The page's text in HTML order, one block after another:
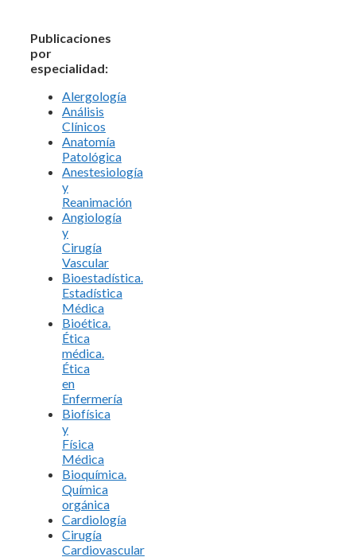
Publicaciones
por
especialidad:
Alergología
Análisis
Clínicos
Anatomía
Patológica
Anestesiología
y
Reanimación
Angiología
y
Cirugía
Vascular
Bioestadística.
Estadística
Médica
Bioética.
Ética
médica.
Ética
en
Enfermería
Biofísica
y
Física
Médica
Bioquímica.
Química
orgánica
Cardiología
Cirugía
Cardiovascular